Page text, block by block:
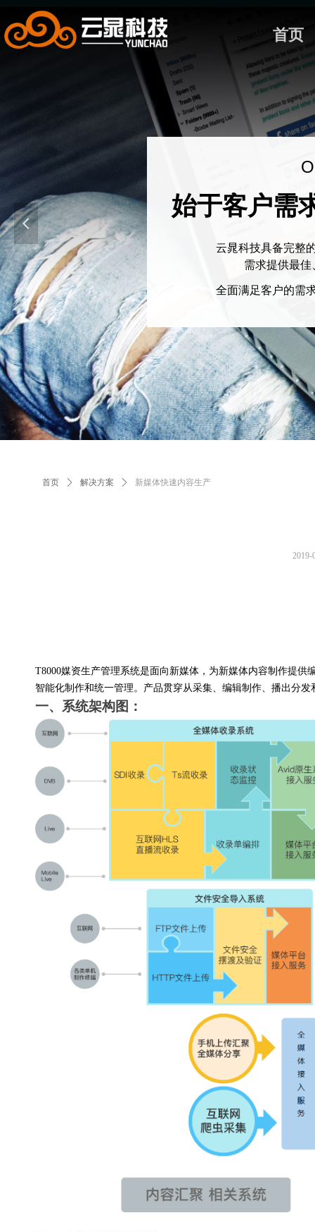
首页
首页 ꄲ 解决方案 ꄲ 新媒体快速内容生产
T8000媒资生产管理系统是面向新媒体，为新媒体内容制作提
智能化制作和统一管理。产品贯穿从采集、编辑制作、播出分
一、系统架构图：
2019-
云晁科技具备完整
需求提供最
全面满足客户的需
始于客户需
넳